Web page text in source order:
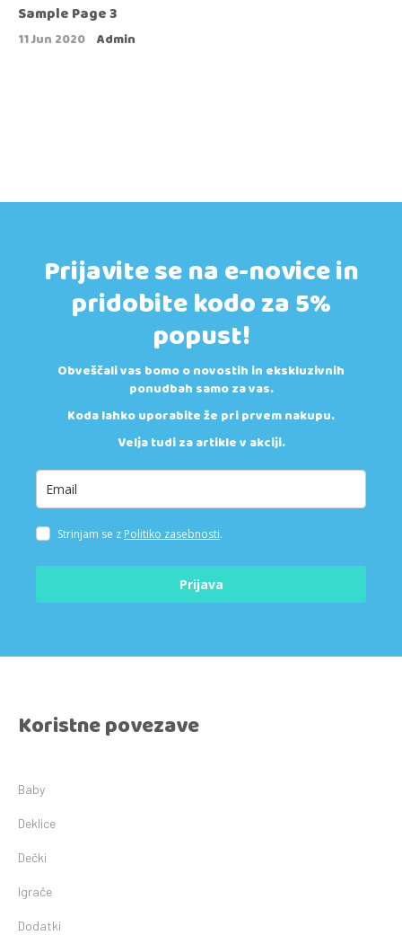
Sample Page 3
11 Jun 2020 Admin
Prijavite se na e-novice in
pridobite kodo za 5%
popust!
Obveščali vas bomo o novostih in ekskluzivnih
ponudbah samo za vas.
Koda lahko uporabite že pri prvem nakupu.
Velja tudi za artikle v akciji.
Strinjam se z Politiko zasebnosti.
Prijava
Koristne povezave
Baby
Deklice
Dečki
Igrače
Dodatki